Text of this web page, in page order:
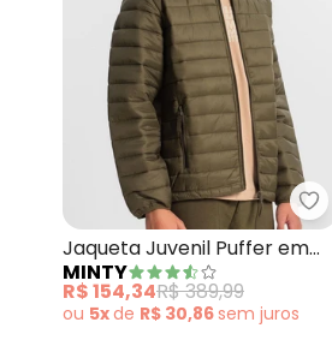
Jaqueta Juvenil Puffer em
Microfibra Verde Musgo
MINTY
R$ 154,34R$ 389,99
ou 5xde R$ 30,86sem juros